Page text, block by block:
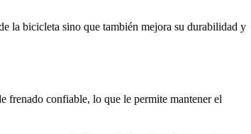
la bicicleta sino que también mejora su durabilidad y
frenado confiable, lo que le permite mantener el